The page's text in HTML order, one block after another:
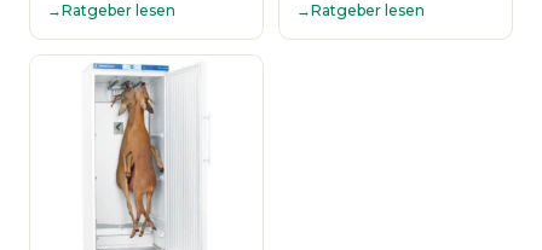
Ratgeber lesen Ratgeber lesen